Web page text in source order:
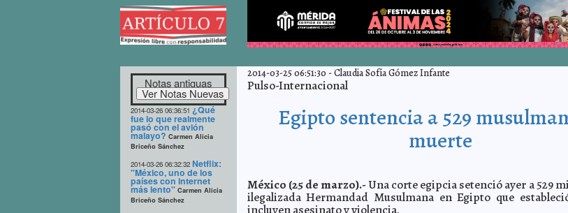
Notas antiguas
2014-03-26 06:36:51 ¿Qué
fue lo que realmente
pasó con el avión
malayo? Carmen Alicia
Briceño Sánchez
2014-03-26 06:32:32 Netflix:
"México, uno de los
países con internet
más lento" Carmen Alicia
Briceño Sánchez
2014-03-25 06:51:30 -Claudia Sofía Gómez Infante
Pulso-Internacional
Egipto sentencia a 529
muerte
México (25 de marzo).-Una corte egipcia setenció ayer a 529
ilegalizada Hermandad Musulmana en Egipto que